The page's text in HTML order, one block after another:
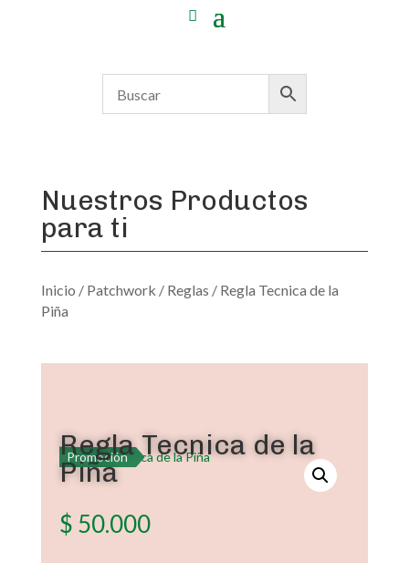
Nuestros Productos
para ti
Inicio / Patchwork / Reglas / Regla Tecnica de la
Piña
Promoción
Regla Tecnica de la
Piña
$ 50.000